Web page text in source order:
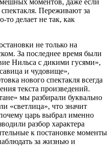
Переживают за
то делает не так, как
не только на
За последнее время были
Нильса с дикими гусями»,
и чудовище»,
нового спектакля всегда
текста произведений.
мы разбирали буквально
«светлица», что значит
царь выбрал именно
разбор характера
к постановке моменты
за жизнью и